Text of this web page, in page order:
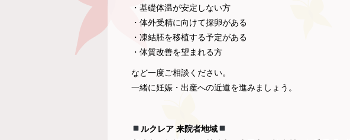
・基礎体温が安定しない方
・体外受精に向けて採卵がある
・凍結胚を移植する予定がある
・体質改善を望まれる方
など一度ご相談ください。
一緒に妊娠・出産への近道を進みましょう。
ルクレア 来院者地域